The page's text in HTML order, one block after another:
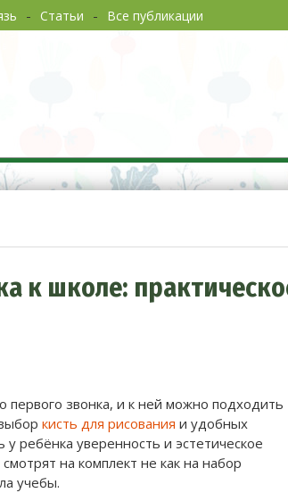
Статьи Все публикации
без хлопот. Советы
к школе:
первого звонка, и к ней можно подходить
кисть для рисования и удобных
ребёнка уверенность и эстетическое
на комплект не как на набор
учебы.